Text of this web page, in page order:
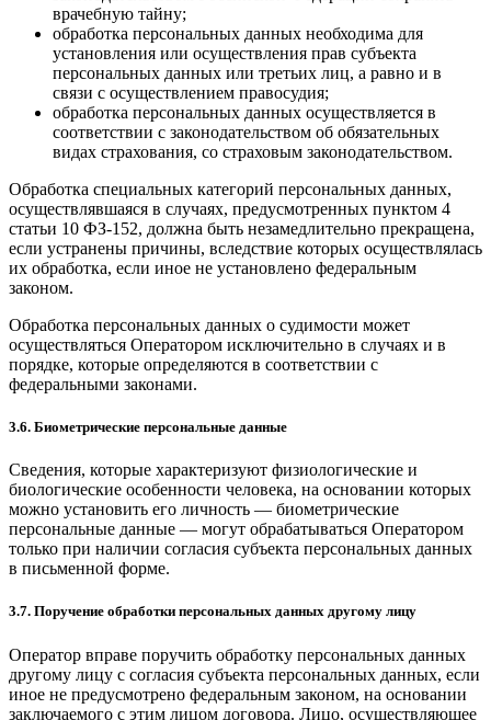
врачебную тайну;
обработка персональных данных необходима для
установления или осуществления прав субъекта
персональных данных или третьих лиц, а равно и в
связи с осуществлением правосудия;
обработка персональных данных осуществляется в
соответствии с законодательством об обязательных
видах страхования, со страховым законодательством.
Обработка специальных категорий персональных данных,
осуществлявшаяся в случаях, предусмотренных пунктом 4
статьи 10 ФЗ-152, должна быть незамедлительно прекращена,
если устранены причины, вследствие которых осуществлялась
их обработка, если иное не установлено федеральным
законом.
Обработка персональных данных о судимости может
осуществляться Оператором исключительно в случаях и в
порядке, которые определяются в соответствии с
федеральными законами.
3.6. Биометрические персональные данные
Сведения, которые характеризуют физиологические и
биологические особенности человека, на основании которых
можно установить его личность — биометрические
персональные данные — могут обрабатываться Оператором
только при наличии согласия субъекта персональных данных
в письменной форме.
3.7. Поручение обработки персональных данных другому лицу
Оператор вправе поручить обработку персональных данных
другому лицу с согласия субъекта персональных данных, если
иное не предусмотрено федеральным законом, на основании
заключаемого с этим лицом договора. Лицо, осуществляющее